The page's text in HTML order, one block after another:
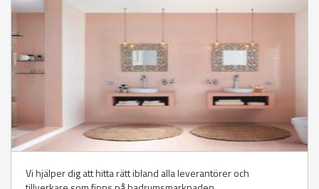
Vi hjälper dig att hitta rätt ibland alla leverantörer och